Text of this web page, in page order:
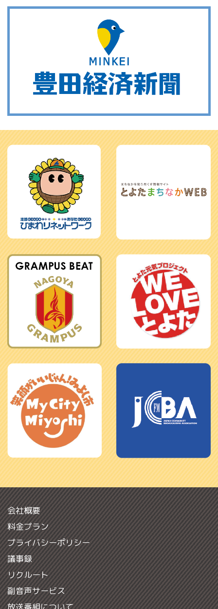
会社概要
料金プラン
プライバシーポリシー
議事録
リクルート
副音声サービス